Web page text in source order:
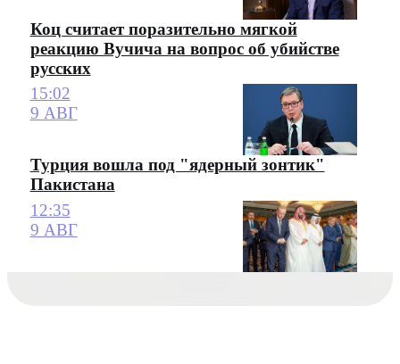
Коц считает поразительно мягкой
реакцию Вучича на вопрос об убийстве
русских
15:02
9 АВГ
Турция вошла под "ядерный зонтик"
Пакистана
12:35
9 АВГ